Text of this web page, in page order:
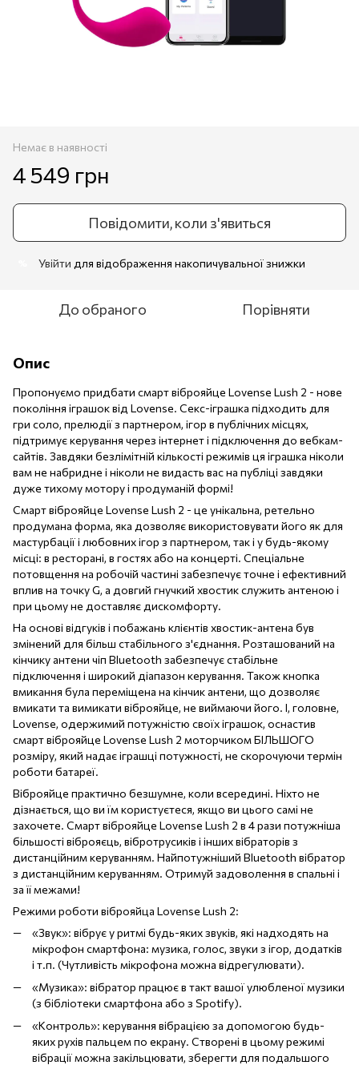
Немає в наявності
4 549 грн
Повідомити, коли з'явиться
Увійти для відображення накопичувальної знижки
До обраного Порівняти
Опис
Пропонуємо придбати смарт віброяйце Lovense Lush 2 - нове
покоління іграшок від Lovense. Секс-іграшка підходить для
гри соло, прелюдії з партнером, ігор в публічних місцях,
підтримує керування через інтернет і підключення до вебкам-
сайтів. Завдяки безлімітній кількості режимів ця іграшка ніколи
вам не набридне і ніколи не видасть вас на публіці завдяки
дуже тихому мотору і продуманій формі!
Смарт віброяйце Lovense Lush 2 - це унікальна, ретельно
продумана форма, яка дозволяє використовувати його як для
мастурбації і любовних ігор з партнером, так і у будь-якому
місці: в ресторані, в гостях або на концерті. Спеціальне
потовщення на робочій частині забезпечує точне і ефективний
вплив на точку G, а довгий гнучкий хвостик служить антеною і
при цьому не доставляє дискомфорту.
На основі відгуків і побажань клієнтів хвостик-антена був
змінений для більш стабільного з'єднання. Розташований на
кінчику антени чіп Bluetooth забезпечує стабільне
підключення і широкий діапазон керування. Також кнопка
вмикання була переміщена на кінчик антени, що дозволяє
вмикати та вимикати віброяйце, не виймаючи його. І, головне,
Lovense, одержимий потужністю своїх іграшок, оснастив
смарт віброяйце Lovense Lush 2 моторчиком БІЛЬШОГО
розміру, який надає іграшці потужності, не скорочуючи термін
роботи батареї.
Віброяйце практично безшумне, коли всередині. Ніхто не
дізнається, що ви їм користуєтеся, якщо ви цього самі не
захочете. Смарт віброяйце Lovense Lush 2 в 4 рази потужніша
більшості віброяєць, вібротрусиків і інших вібраторів з
дистанційним керуванням. Найпотужніший Bluetooth вібратор
з дистанційним керуванням. Отримуй задоволення в спальні і
за її межами!
Режими роботи віброяйца Lovense Lush 2:
«Звук»: вібрує у ритмі будь-яких звуків, які надходять на
мікрофон смартфона: музика, голос, звуки з ігор, додатків
і т.п. (Чутливість мікрофона можна відрегулювати).
«Музика»: вібратор працює в такт вашої улюбленої музики
(з бібліотеки смартфона або з Spotify).
«Контроль»: керування вібрацією за допомогою будь-
яких рухів пальцем по екрану. Створені в цьому режимі
вібрації можна закільцювати, зберегти для подальшого